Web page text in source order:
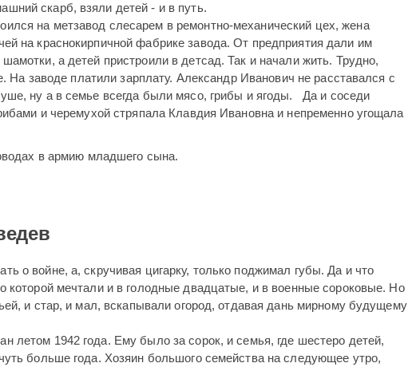
скарб, взяли детей - и в путь.
на метзавод слесарем в ремонтно-механический цех, жена
на краснокирпичной фабрике завода. От предприятия дали им
а детей пристроили в детсад. Так и начали жить. Трудно,
На заводе платили зарплату. Александр Иванович не расставался с
ну а в семье всегда были мясо, грибы и ягоды. Да и соседи
и черемухой стряпала Клавдия Ивановна и непременно угощала
в армию младшего сына.
о войне, а, скручивая цигарку, только поджимал губы. Да и что
которой мечтали и в голодные двадцатые, и в военные сороковые. Но
и стар, и мал, вскапывали огород, отдавая дань мирному будущему
летом 1942 года. Ему было за сорок, и семья, где шестеро детей,
больше года. Хозяин большого семейства на следующее утро,